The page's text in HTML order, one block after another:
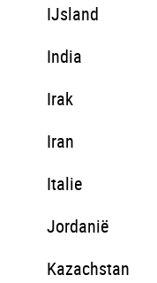
IJsland
India
Irak
Iran
Italie
Jordanië
Kazachstan